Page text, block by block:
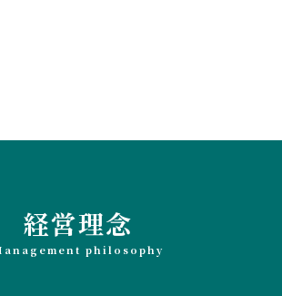
経営理念
philosophy